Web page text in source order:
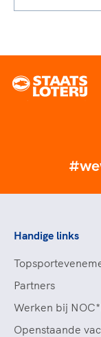
Handige links
Partners
Werken bij
Openstaande